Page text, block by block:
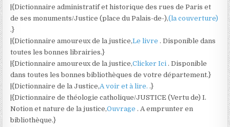
|{Dictionnaire administratif et historique des rues de Paris et
de ses monuments/Justice (place du Palais-de-),(la couverture)
.}
|{Dictionnaire amoureux de la justice,Le livre. Disponible dans
toutes les bonnes librairies.}
|{Dictionnaire amoureux de la justice,Clicker Ici. Disponible
dans toutes les bonnes bibliothèques de votre département.}
|{Dictionnaire de la Justice,A voir et à lire..}
|{Dictionnaire de théologie catholique/JUSTICE (Vertu de) I.
Notion et nature de la justice,Ouvrage. A emprunter en
bibliothèque.}